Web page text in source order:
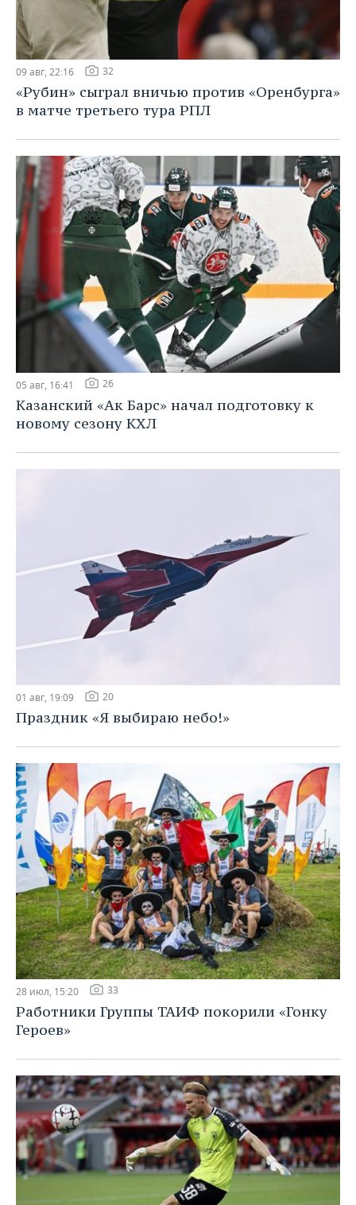
09 авг, 22:16 32
«Рубин» сыграл вничью против «Оренбурга»
в матче третьего тура РПЛ
05 авг, 16:41 26
Казанский «Ак Барс» начал подготовку к
новому сезону КХЛ
01 авг, 19:09 20
Праздник «Я выбираю небо!»
28 июл, 15:20 33
Работники Группы ТАИФ покорили «Гонку
Героев»